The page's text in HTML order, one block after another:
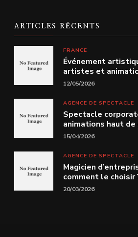
ARTICLES RÉCENTS
FRANCE
Événement
artistes et
12/05/2026
AGENCE DE SPECTACLE
Spectacle
animations haut de
15/04/2026
AGENCE DE SPECTACLE
Magicien
comment le choisir
20/03/2026